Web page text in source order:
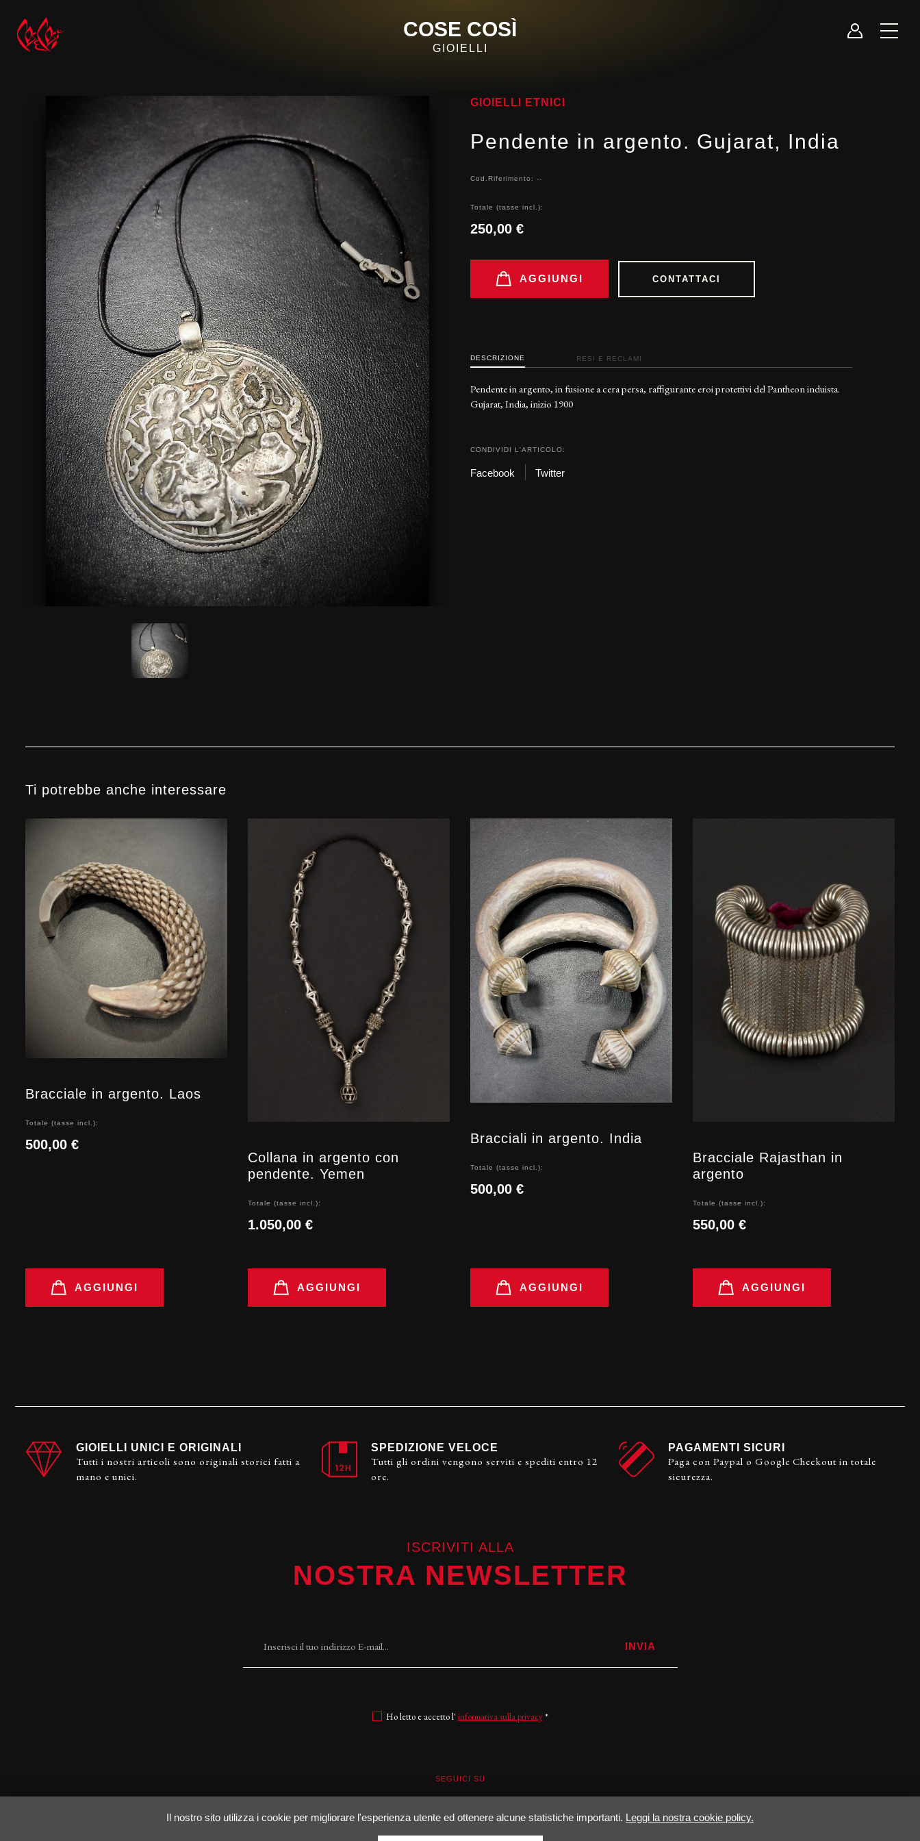
COSE COSÌ
GIOIELLI
GIOIELLI ETNICI
Pendente in argento. Gujarat, India
Cod.Riferimento: --
Totale (tasse incl.):
250,00 €
AGGIUNGI CONTATTACI
DESCRIZIONE RESI E RECLAMI
Pendente in argento, in fusione a cera persa, raffigurante eroi protettivi del Pantheon induista.
Gujarat, India, inizio 1900
CONDIVIDI L'ARTICOLO:
Facebook Twitter
Ti potrebbe anche interessare
Bracciale in argento. Laos
Totale (tasse incl.):
500,00 €
AGGIUNGI
Collana in argento con
pendente. Yemen
Totale (tasse incl.):
1.050,00 €
AGGIUNGI
Bracciali in argento. India
Totale (tasse incl.):
500,00 €
AGGIUNGI
Bracciale Rajasthan in
argento
Totale (tasse incl.):
550,00 €
AGGIUNGI
GIOIELLI UNICI E ORIGINALI
Tutti i nostri articoli sono originali storici fatti a
mano e unici.
SPEDIZIONE VELOCE
Tutti gli ordini vengono serviti e spediti entro 12
ore.
PAGAMENTI SICURI
Paga con Paypal o Google Checkout in totale
sicurezza.
ISCRIVITI ALLA
NOSTRA NEWSLETTER
INVIA
Ho letto e accetto l' informativa sulla privacy*
SEGUICI SU
Instagram
Il nostro sito utilizza i cookie per migliorare l'esperienza utente ed ottenere alcune statistiche importanti. Leggi la nostra cookie policy.